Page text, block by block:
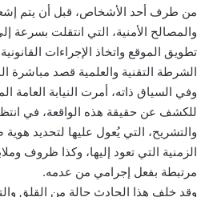
من طرف أحد الأشخاص، قبل أن يتم
والمصالح الأمنية، التي انتقلت بسرعة
تطويق الموقع واتخاذ الإجراءات
الشرطة التقنية والعلمية قصد مباشرة
وفي السياق ذاته، أمرت النيابة
للكشف عن حقيقة هذه الواقعة، في
والتشريح، التي يُعول عليها لتحديد
الزمنية التي تعود إليها، وكذا ظروف
مرتبطة بفعل إجرامي من عدمه.
وقد خلف هذا الحادث حالة من القلق